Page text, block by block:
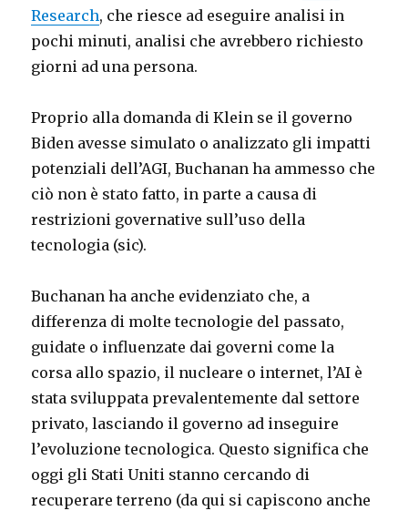
Research, che riesce ad eseguire analisi in
pochi minuti, analisi che avrebbero richiesto
giorni ad una persona.
Proprio alla domanda di Klein se il governo
Biden avesse simulato o analizzato gli impatti
potenziali dell’AGI, Buchanan ha ammesso che
ciò non è stato fatto, in parte a causa di
restrizioni governative sull’uso della
tecnologia (sic).
Buchanan ha anche evidenziato che, a
differenza di molte tecnologie del passato,
guidate o influenzate dai governi come la
corsa allo spazio, il nucleare o internet, l’AI è
stata sviluppata prevalentemente dal settore
privato, lasciando il governo ad inseguire
l’evoluzione tecnologica. Questo significa che
oggi gli Stati Uniti stanno cercando di
recuperare terreno (da qui si capiscono anche